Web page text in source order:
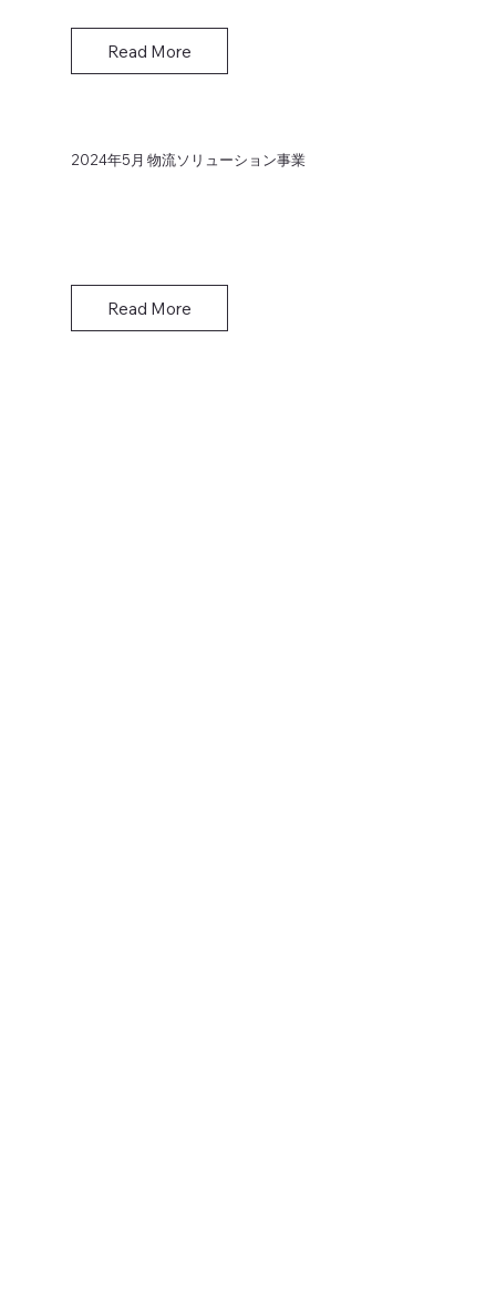
Read More
2024年5月 物流ソリューション事業
Read More